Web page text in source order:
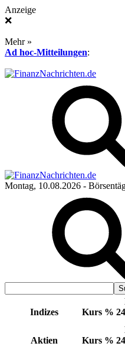
Anzeige
❌
Mehr »
Ad hoc-Mitteilungen:
Montag, 10.08.2026 -
Indizes Kurs %
Aktien Kurs %